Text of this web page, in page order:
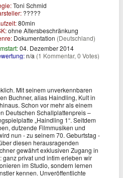
Toni Schmid
?????
80min
ohne Altersbeschränkung
Dokumentation (Deutschland)
04. Dezember 2014
n/a (1 Kommentar, 0 Votes)
Mit seinem unverkennbaren
Buchner, alias Haindling, Kult in
Schon vor mehr als einem
Deutschen Schallplattenpreis –
„Haindling 1“. Seitdem
dutzende Filmmusiken und
nun - zu seinem 70. Geburtstag -
diesen herausragenden
gewährt exklusiven Zugang in
privat und intim erleben wir
im Studio, sondern lernen
kennen. Unveröffentlichte